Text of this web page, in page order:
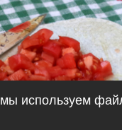
мы используем